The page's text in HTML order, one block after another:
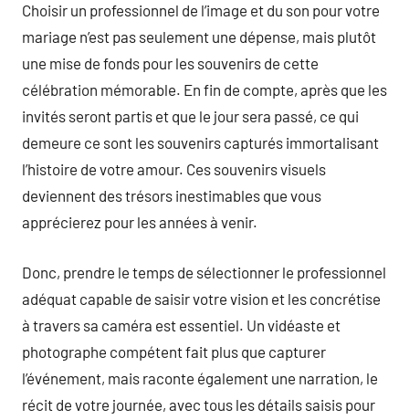
Choisir un professionnel de l’image et du son pour votre
mariage n’est pas seulement une dépense, mais plutôt
une mise de fonds pour les souvenirs de cette
célébration mémorable. En fin de compte, après que les
invités seront partis et que le jour sera passé, ce qui
demeure ce sont les souvenirs capturés immortalisant
l’histoire de votre amour. Ces souvenirs visuels
deviennent des trésors inestimables que vous
apprécierez pour les années à venir.
Donc, prendre le temps de sélectionner le professionnel
adéquat capable de saisir votre vision et les concrétise
à travers sa caméra est essentiel. Un vidéaste et
photographe compétent fait plus que capturer
l’événement, mais raconte également une narration, le
récit de votre journée, avec tous les détails saisis pour